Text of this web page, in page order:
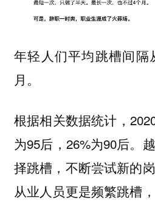
年轻人们平均跳槽间隔
月 。
根据相关数据统计，
为95后，26%为90后。
择跳槽，不断尝试新的
从业人员更是频繁跳槽